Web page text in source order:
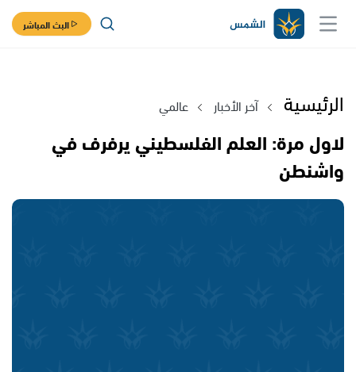
البث المباشر
الرئيسية آخر الأخبار عالمي
لاول مرة: العلم الفلسطيني يرفرف في
واشنطن